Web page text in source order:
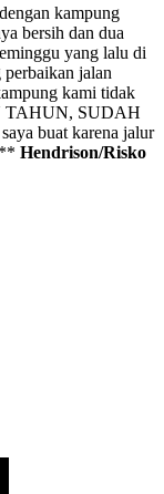
kampung
bersih dan dua
yang lalu di
perbaikan jalan
kami tidak
TAHUN, SUDAH
buat karena jalur
Hendrison/Risko